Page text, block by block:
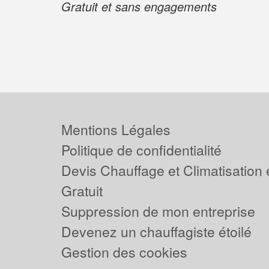
Gratuit et sans engagements
Mentions Légales
Politique de confidentialité
Devis Chauffage et Climatisation
Gratuit
Suppression de mon entreprise
Devenez un chauffagiste étoilé
Gestion des cookies